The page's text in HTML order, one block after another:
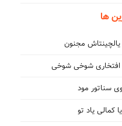
ها
یالچینتاش مجنون
افتخاری شوخی شوخی
سناتور مود
کمالی یاد تو